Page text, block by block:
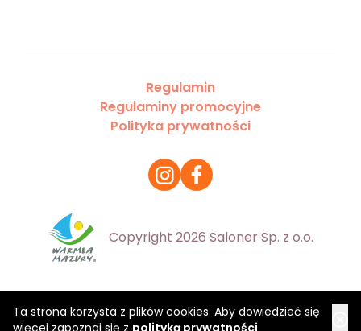
Ta strona korzysta z plików cookies. Aby dowiedzieć się
więcej zapoznaj się z polityką prywatności
Regulamin
Regulaminy promocyjne
Polityka prywatności
Copyright 2026 Saloner Sp. z o.o.